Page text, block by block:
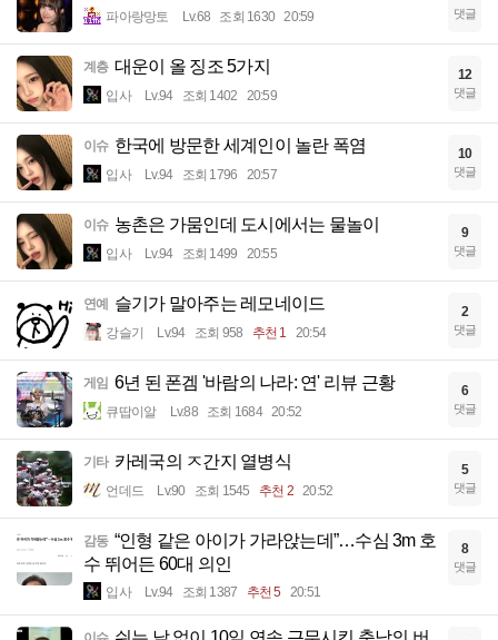
파아랑망토 Lv.68 조회 1630 20:59 댓글
계층 대운이 올 징조 5가지
입사 Lv.94 조회 1402 20:59
12
댓글
이슈 한국에 방문한 세계인이 놀란 폭염
입사 Lv.94 조회 1796 20:57
10
댓글
이슈 농촌은 가뭄인데 도시에서는 물놀이
입사 Lv.94 조회 1499 20:55
9
댓글
연예 슬기가 말아주는 레모네이드
강슬기 Lv.94 조회 958 추천 1 20:54
2
댓글
게임 6년 된 폰겜 '바람의 나라: 연' 리뷰 근황
큐땁이알 Lv.88 조회 1684 20:52
6
댓글
기타 카레국의 ㅈ간지 열병식
언데드 Lv.90 조회 1545 추천 2 20:52
5
댓글
감동 “인형 같은 아이가 가라앉는데”…수심 3m 호
수 뛰어든 60대 의인
입사 Lv.94 조회 1387 추천 5 20:51
8
댓글